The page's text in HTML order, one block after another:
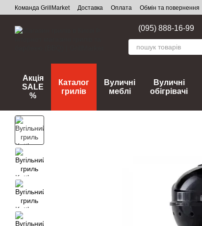
Перейти до основного контенту
Команда GrillMarket Доставка Оплата Обмін та повернення
(095) 888-16-99
Акція
SALE
%
Каталог
грилів
Вуличні
меблі
Вуличні
обігрівачі